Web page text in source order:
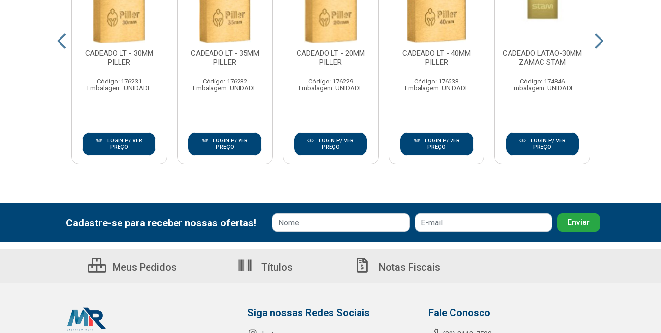
CADEADO LT - 30MM
PILLER
Código: 176231
Embalagem: UNIDADE
LOGIN P/ VER
PREÇO
CADEADO LT - 35MM
PILLER
Código: 176232
Embalagem: UNIDADE
LOGIN P/ VER
PREÇO
CADEADO LT - 20MM
PILLER
Código: 176229
Embalagem: UNIDADE
LOGIN P/ VER
PREÇO
CADEADO LT - 40MM
PILLER
Código: 176233
Embalagem: UNIDADE
LOGIN P/ VER
PREÇO
CADEADO LATAO-30MM
ZAMAC STAM
Código: 174846
Embalagem: UNIDADE
LOGIN P/ VER
PREÇO
Cadastre-se para receber nossas ofertas!
Meus Pedidos Títulos Notas Fiscais
Siga nossas Redes Sociais Fale Conosco